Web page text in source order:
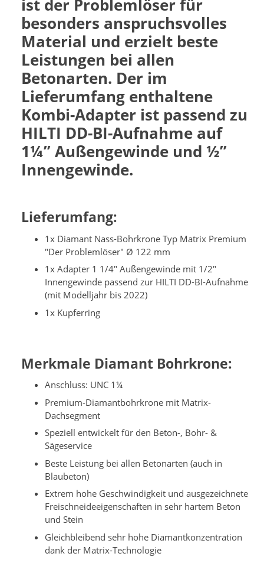
ist der Problemlöser für
besonders anspruchsvolles
Material und erzielt beste
Leistungen bei allen
Betonarten. Der im
Lieferumfang enthaltene
Kombi-Adapter ist passend zu
HILTI DD-BI-Aufnahme auf
1¼” Außengewinde und ½”
Innengewinde.
Lieferumfang:
1x Diamant Nass-Bohrkrone Typ Matrix Premium
"Der Problemlöser" Ø 122 mm
1x Adapter 1 1/4" Außengewinde mit 1/2"
Innengewinde passend zur HILTI DD-BI-Aufnahme
(mit Modelljahr bis 2022)
1x Kupferring
Merkmale Diamant Bohrkrone:
Anschluss: UNC 1¼
Premium-Diamantbohrkrone mit Matrix-
Dachsegment
Speziell entwickelt für den Beton-, Bohr- &
Sägeservice
Beste Leistung bei allen Betonarten (auch in
Blaubeton)
Extrem hohe Geschwindigkeit und ausgezeichnete
Freischneideeigenschaften in sehr hartem Beton
und Stein
Gleichbleibend sehr hohe Diamantkonzentration
dank der Matrix-Technologie